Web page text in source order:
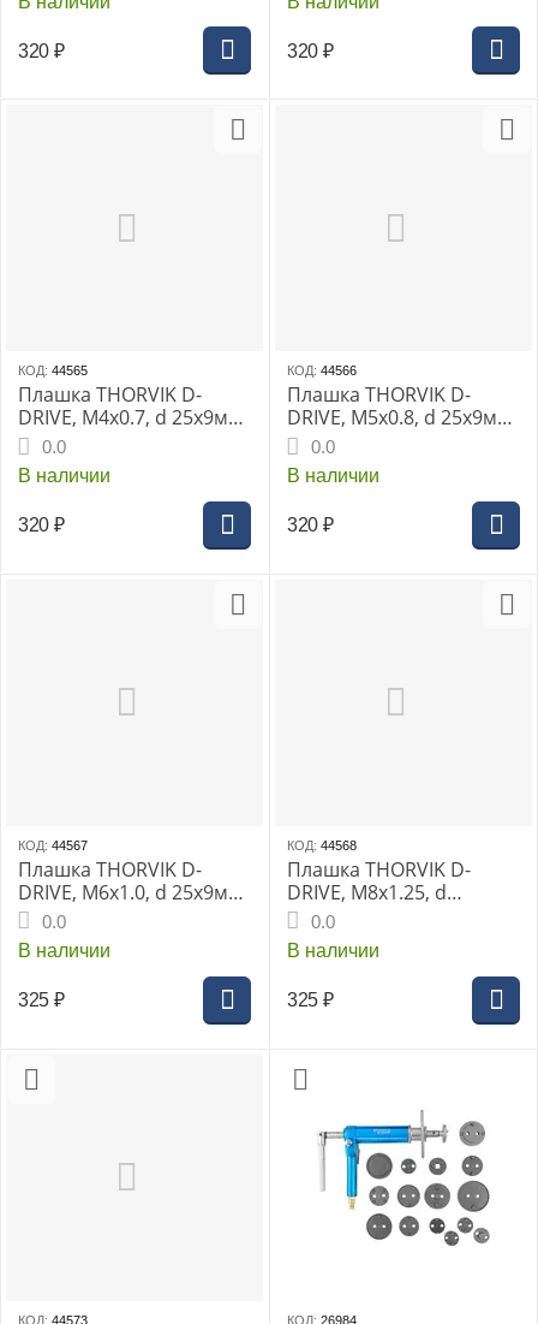
наборе, HSS, (MDG1015)
320 ₽ 320 ₽
КОД: 44565
Плашка THORVIK D-
DRIVE, М4х0.7, d 25х9мм,
с направляющей в
наборе, HSS, (MDG407)
0.0
В наличии
320 ₽
КОД: 44566
Плашка THORVIK D-
DRIVE, М5х0.8, d 25х9мм,
с направляющей в
наборе, HSS, (MDG508)
0.0
В наличии
320 ₽
КОД: 44567
Плашка THORVIK D-
DRIVE, М6х1.0, d 25х9мм,
с направляющей в
наборе, HSS, (MDG61)
0.0
В наличии
325 ₽
КОД: 44568
Плашка THORVIK D-
DRIVE, М8х1.25, d
25х9мм, с
направляющей в
наборе, HSS, (MDG8125)
0.0
В наличии
325 ₽
КОД: 44573 КОД: 26984